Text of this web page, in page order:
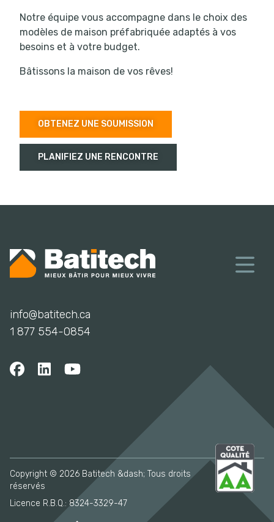
Notre équipe vous accompagne dans le choix des
modèles de maison préfabriquée adaptés à vos
besoins et à votre budget.
Bâtissons la maison de vos rêves!
OBTENEZ UNE SOUMISSION
PLANIFIEZ UNE RENCONTRE
info@batitech.ca
1 877 554-0854
Copyright © 2026 Batitech &dash; Tous droits
réservés
Licence R.B.Q.: 8324-3329-47